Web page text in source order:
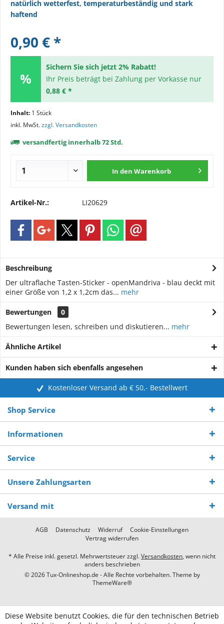
natürlich wetterfest, temperaturbeständig und stark
haftend
0,90 € *
Sichern Sie sich jetzt 2% Rabatt!
Ihr Preis beträgt bei Zahlung per Vorkasse nur
0,88 € *
Inhalt: 1 Stück
inkl. MwSt.zzgl. Versandkosten
versandfertig innerhalb 72 Std.
In den Warenkorb
Artikel-Nr.: LI20629
Beschreibung
Der ultraflache Tasten-Sticker - openMandriva - blau deckt mit
einer Größe von 1,2 x 1,2cm das... mehr
Bewertungen
0
Bewertungen lesen, schreiben und diskutieren... mehr
Ähnliche Artikel
Kunden haben sich ebenfalls angesehen
Kostenloser Versand ab € 50,- Bestellwert
Shop Service
Informationen
Service
Unsere Zahlungsarten
Versand mit
AGB Datenschutz Widerruf
Cookie-Einstellungen
Vertrag widerrufen
* Alle Preise inkl. gesetzl. Mehrwertsteuer zzgl.Versandkosten, wenn nicht
anders beschrieben
© 2026 Tux-Onlineshop.de - Alle Rechte vorbehalten. Theme by
ThemeWare®
Diese Website benutzt Cookies, die für den technischen Betrieb